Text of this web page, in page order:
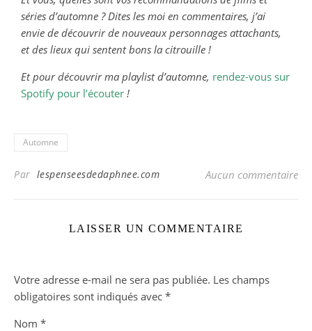
séries d’automne ? Dites les moi en commentaires, j’ai
envie de découvrir de nouveaux personnages attachants,
et des lieux qui sentent bons la citrouille !
Et pour découvrir ma playlist d’automne, rendez-vous sur
Spotify pour l’écouter !
Automne
Par lespenseesdedaphnee.com Aucun commentaire
LAISSER UN COMMENTAIRE
Votre adresse e-mail ne sera pas publiée. Les champs
obligatoires sont indiqués avec *
Nom *